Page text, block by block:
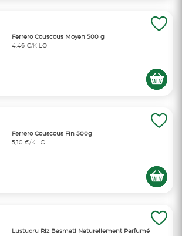
Ferrero Couscous Moyen 500 g
4,46 €/KILO
Ferrero Couscous Fin 500g
5,10 €/KILO
Lustucru Riz Basmati Naturellement Parfumé